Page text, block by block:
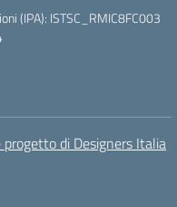
(IPA): ISTSC_RMIC8FC003
progetto di Designers Italia